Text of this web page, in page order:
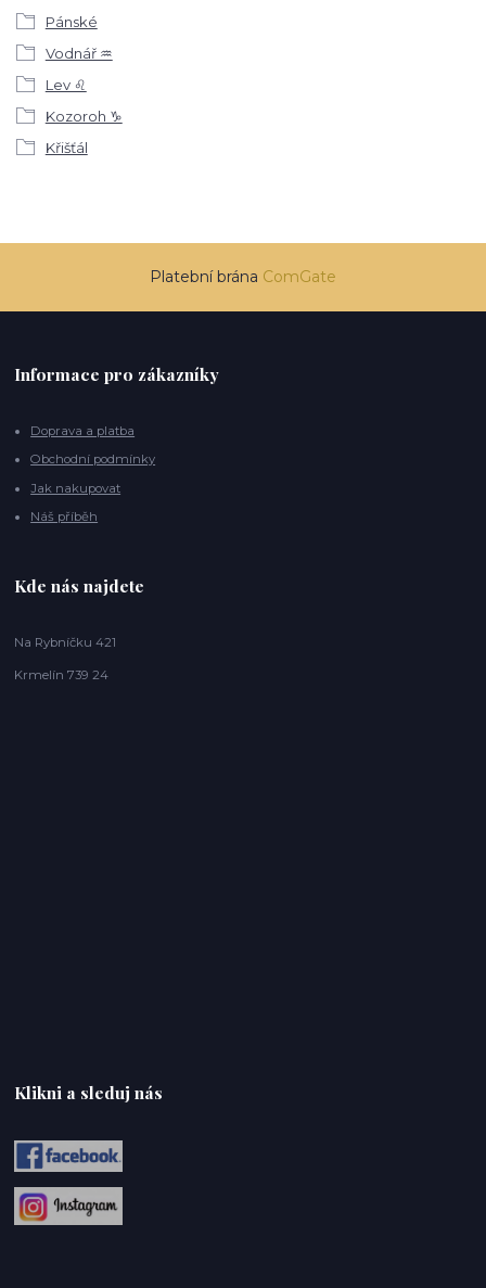
Pánské
Vodnář ♒
Lev ♌
Kozoroh ♑
Křišťál
Platební brána ComGate
Informace pro zákazníky
Doprava a platba
Obchodní podmínky
Jak nakupovat
Náš příběh
Kde nás najdete
Na Rybníčku 421
Krmelín 739 24
Klikni a sleduj nás